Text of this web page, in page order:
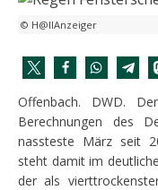
© H@llAnzeiger
Offenbach. DWD.
Berechnungen des
nassteste März seit
steht damit im
der als